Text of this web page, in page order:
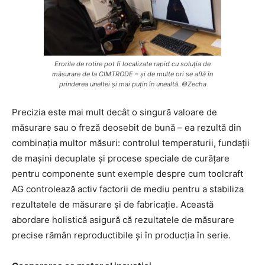
Erorile de rotire pot fi localizate rapid cu soluția de
măsurare de la CIMTRODE – și de multe ori se află în
prinderea uneltei și mai puțin în unealtă. ©Zecha
Precizia este mai mult decât o singură valoare de
măsurare sau o freză deosebit de bună – ea rezultă din
combinația multor măsuri: controlul temperaturii, fundații
de mașini decuplate și procese speciale de curățare
pentru componente sunt exemple despre cum toolcraft
AG controlează activ factorii de mediu pentru a stabiliza
rezultatele de măsurare și de fabricație. Această
abordare holistică asigură că rezultatele de măsurare
precise rămân reproductibile și în producția în serie.